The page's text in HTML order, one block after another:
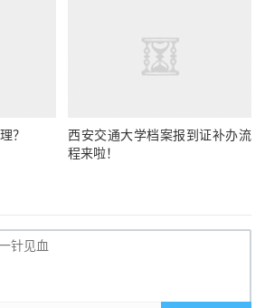
？
西安交通大学档案报到证补办流
程来啦！